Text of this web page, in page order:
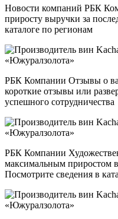
Новости компаний РБК
приросту выручки за
каталоге по регионам
РБК Компании Отзывы о
короткие отзывы или
успешного сотрудничества
РБК Компании
максимальным приростом
Посмотрите сведения в